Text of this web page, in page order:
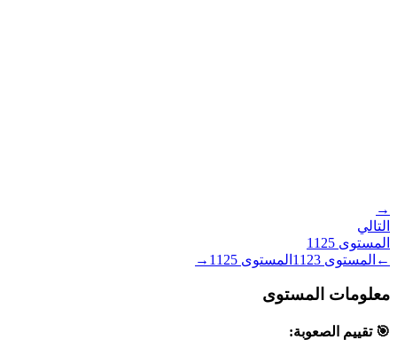
→
التالي
المستوى 1125
← المستوى 1123 المستوى 1125
→
معلومات المستوى
🎯 تقييم الصعوبة: